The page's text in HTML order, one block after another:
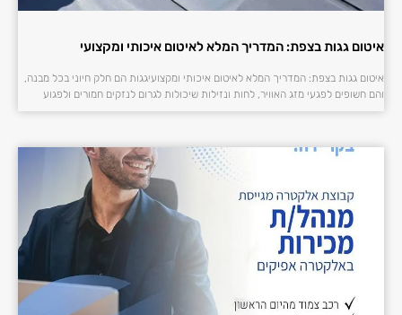
איטום גגות בצפת: המדריך המלא לאיטום איכותי ומקצועי
איטום גגות בצפת: המדריך המלא לאיטום איכותי ומקצועיגגות הם חלק חיוני בכל מבנה,
והם חשופים לפגעי מזג האוויר, לחות ונזילות שיכולות לגרום לנזקים חמורים ולפגוע